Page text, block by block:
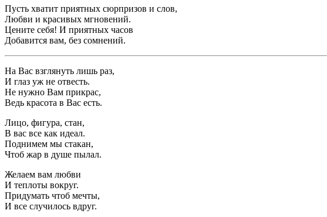
Пусть хватит приятных сюрпризов и слов,
Любви и красивых мгновений.
Цените себя! И приятных часов
Добавится вам, без сомнений.
На Вас взглянуть лишь раз,
И глаз уж не отвесть.
Не нужно Вам прикрас,
Ведь красота в Вас есть.
Лицо, фигура, стан,
В вас все как идеал.
Поднимем мы стакан,
Чтоб жар в душе пылал.
Желаем вам любви
И теплоты вокруг.
Придумать чтоб мечты,
И все случилось вдруг.